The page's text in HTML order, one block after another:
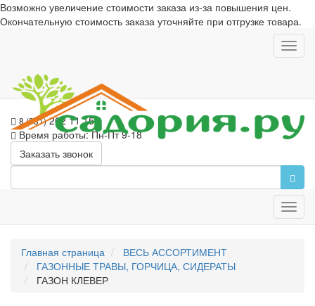
Возможно увеличение стоимости заказа из-за повышения цен.
Окончательную стоимость заказа уточняйте при отгрузке товара.
8 (831)262 11 15
Время работы: Пн-Пт 9-18
Заказать звонок
Главная страница
ВЕСЬ АССОРТИМЕНТ
ГАЗОННЫЕ ТРАВЫ, ГОРЧИЦА, СИДЕРАТЫ
ГАЗОН КЛЕВЕР